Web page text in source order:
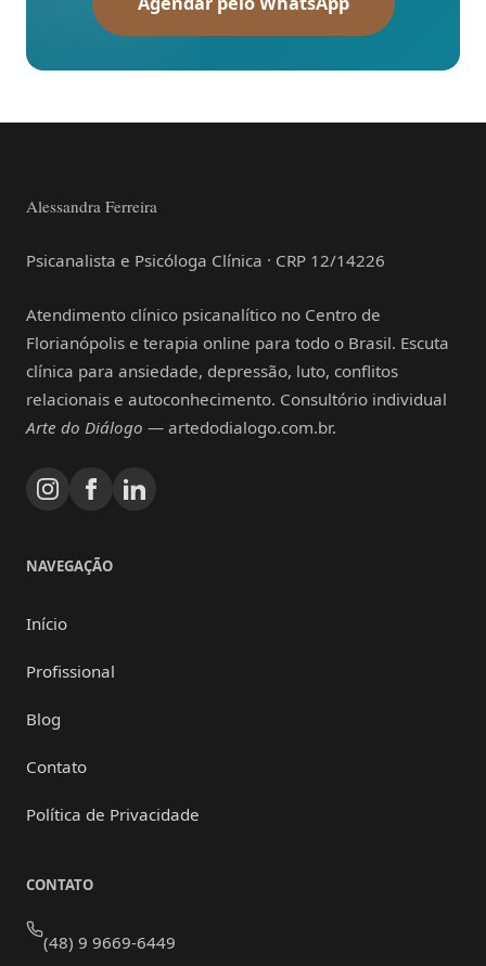
Alessandra Ferreira
Psicanalista e Psicóloga Clínica · CRP 12/14226
Atendimento clínico psicanalítico no Centro de
Florianópolis e terapia online para todo o Brasil. Escuta
clínica para ansiedade, depressão, luto, conflitos
relacionais e autoconhecimento. Consultório individual
Arte do Diálogo — artedodialogo.com.br.
NAVEGAÇÃO
Início
Profissional
Blog
Contato
Política de Privacidade
CONTATO
(48) 9 9669-6449